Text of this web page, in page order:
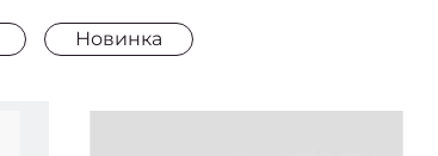
Новинка